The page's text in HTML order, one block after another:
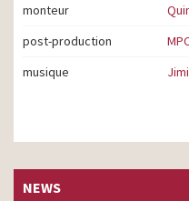
monteur
post-production
musique
NEWS